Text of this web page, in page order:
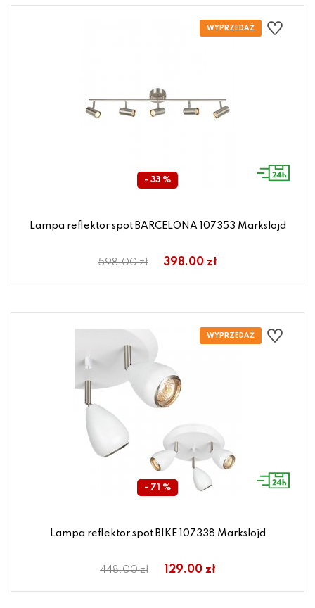
- 33 %
Lampa reflektor spot BARCELONA 107353 Markslojd
598.00 zł 398.00 zł
- 71 %
Lampa reflektor spot BIKE 107338 Markslojd
448.00 zł 129.00 zł